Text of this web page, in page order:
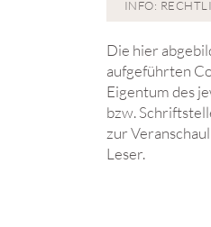
INFO:
Die hier
aufgeführten
Eigentum des
bzw.
zur
Leser.